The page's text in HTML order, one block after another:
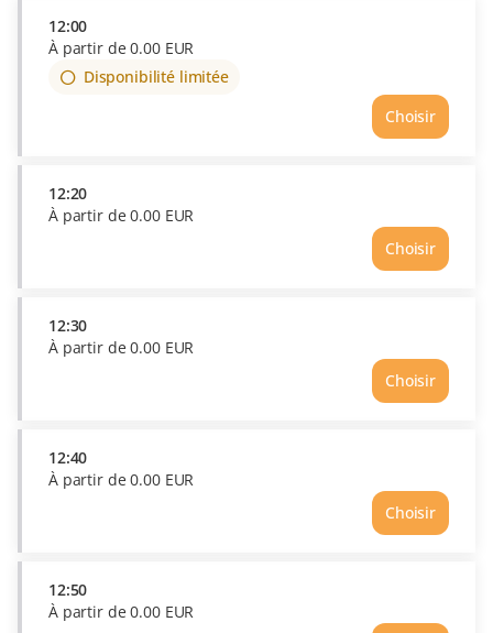
12:00
À partir de0.00 EUR
Disponibilité limitée
Choisir
12:20
À partir de0.00 EUR
Choisir
Heure
0.00
12:30
À partir de0.00 EUR
Choisir
Heure
0.00
12:40
À partir de0.00 EUR
Choisir
Heure
12:50
À partir de0.00 EUR